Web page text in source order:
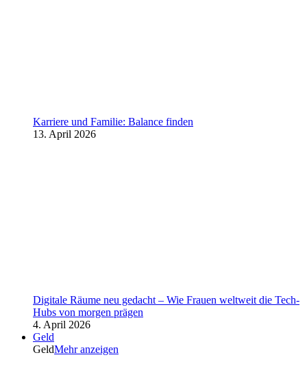
Karriere und Familie: Balance finden
13. April 2026
Digitale Räume neu gedacht – Wie Frauen weltweit die Tech-
Hubs von morgen prägen
4. April 2026
Geld
GeldMehr anzeigen